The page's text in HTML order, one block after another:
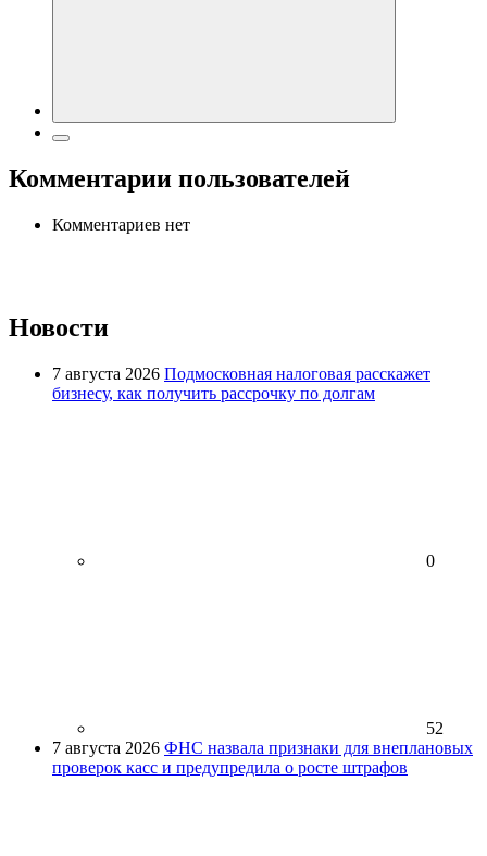
Комментарии пользователей
Комментариев нет
Новости
7 августа 2026 Подмосковная налоговая расскажет
бизнесу, как получить рассрочку по долгам
0
52
7 августа 2026 ФНС назвала признаки для внеплановых
проверок касс и предупредила о росте штрафов